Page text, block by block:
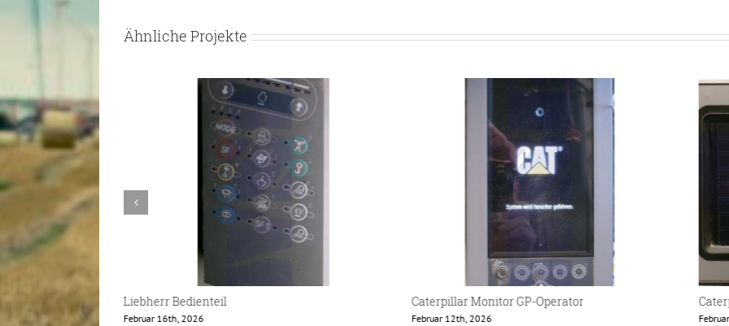
Ähnliche Projekte
Caterpillar Monitor GP-Operator
Februar 12th, 2026
Caterpillar Lader 438 Terminal
Februar 12th, 2026